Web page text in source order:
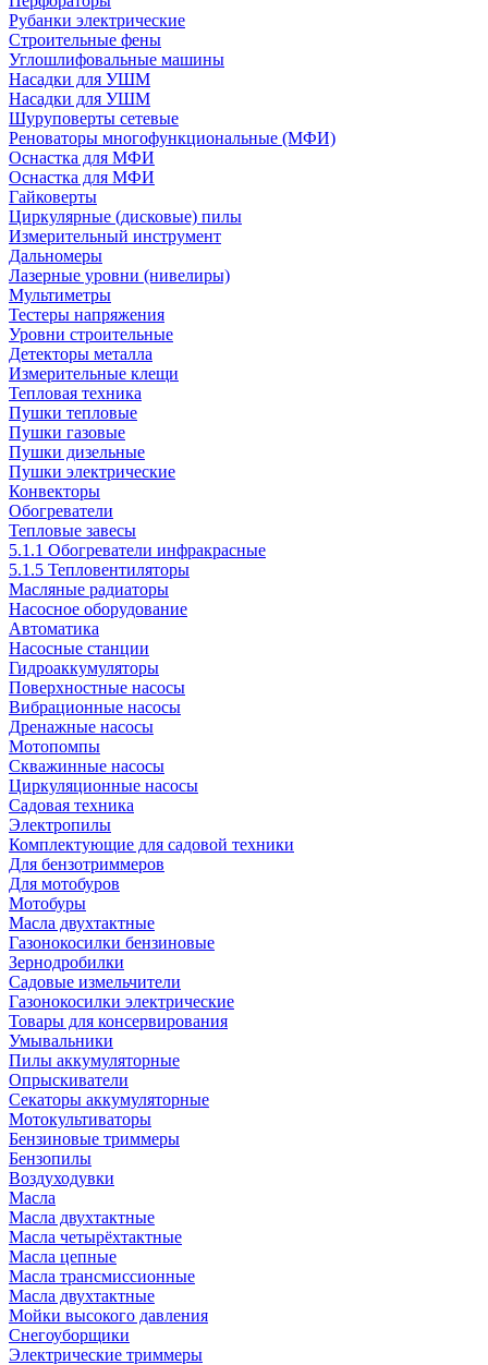
Рубанки электрические
Строительные фены
Углошлифовальные машины
Насадки для УШМ
Насадки для УШМ
Шуруповерты сетевые
Реноваторы многофункциональные (МФИ)
Оснастка для МФИ
Оснастка для МФИ
Гайковерты
Циркулярные (дисковые) пилы
Измерительный инструмент
Дальномеры
Лазерные уровни (нивелиры)
Мультиметры
Тестеры напряжения
Уровни строительные
Детекторы металла
Измерительные клещи
Тепловая техника
Пушки тепловые
Пушки газовые
Пушки дизельные
Пушки электрические
Конвекторы
Обогреватели
Тепловые завесы
5.1.1 Обогреватели инфракрасные
5.1.5 Тепловентиляторы
Масляные радиаторы
Насосное оборудование
Автоматика
Насосные станции
Гидроаккумуляторы
Поверхностные насосы
Вибрационные насосы
Дренажные насосы
Мотопомпы
Скважинные насосы
Циркуляционные насосы
Садовая техника
Электропилы
Комплектующие для садовой техники
Для бензотриммеров
Для мотобуров
Мотобуры
Масла двухтактные
Газонокосилки бензиновые
Зернодробилки
Садовые измельчители
Газонокосилки электрические
Товары для консервирования
Умывальники
Пилы аккумуляторные
Опрыскиватели
Секаторы аккумуляторные
Мотокультиваторы
Бензиновые триммеры
Бензопилы
Воздуходувки
Масла
Масла двухтактные
Масла четырёхтактные
Масла цепные
Масла трансмиссионные
Масла двухтактные
Мойки высокого давления
Снегоуборщики
Электрические триммеры